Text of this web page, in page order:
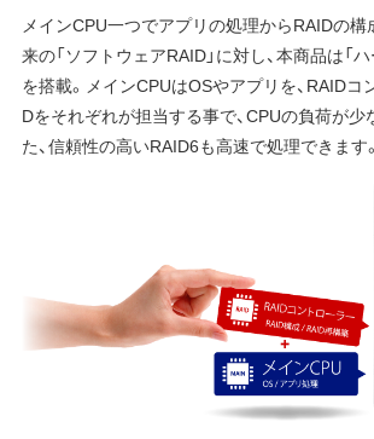
メインCPU一つでアプリの処理からRAIDの
来の「ソフトウェアRAID」に対し、本商品は「
を搭載。メインCPUはOSやアプリを、RAIDコ
Dをそれぞれが担当する事で、CPUの負荷が少
た、信頼性の高いRAID6も高速で処理できます。